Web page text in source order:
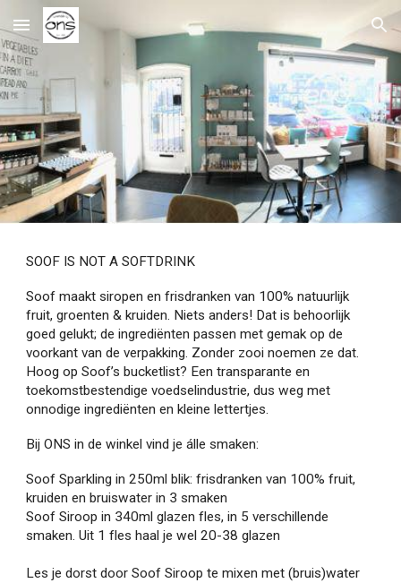
Skip to main content Skip to navigation
SOOF IS NOT A SOFTDRINK
Soof maakt siropen en frisdranken van 100% natuurlijk
fruit, groenten & kruiden. Niets anders! Dat is behoorlijk
goed gelukt; de ingrediënten passen met gemak op de
voorkant van de verpakking. Zonder zooi noemen ze dat.
Hoog op Soof’s bucketlist? Een transparante en
toekomstbestendige voedselindustrie, dus weg met
onnodige ingrediënten en kleine lettertjes.
Bij ONS in de winkel vind je álle smaken:
Soof Sparkling in 250ml blik: frisdranken van 100% fruit,
kruiden en bruiswater in 3 smaken
Soof Siroop in 340ml glazen fles, in 5 verschillende
smaken. Uit 1 fles haal je wel 20-38 glazen
Les je dorst door Soof Siroop te mixen met (bruis)water